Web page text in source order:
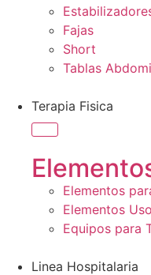
Fajas
Short
Tablas
Terapia Fisica
Elementos
Elementos
Equipos para
Linea Hospitalaria